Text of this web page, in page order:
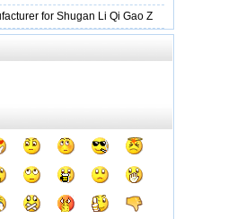
for Shugan Li Qi Gao Z